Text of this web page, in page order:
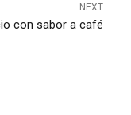
NEXT
con sabor a café